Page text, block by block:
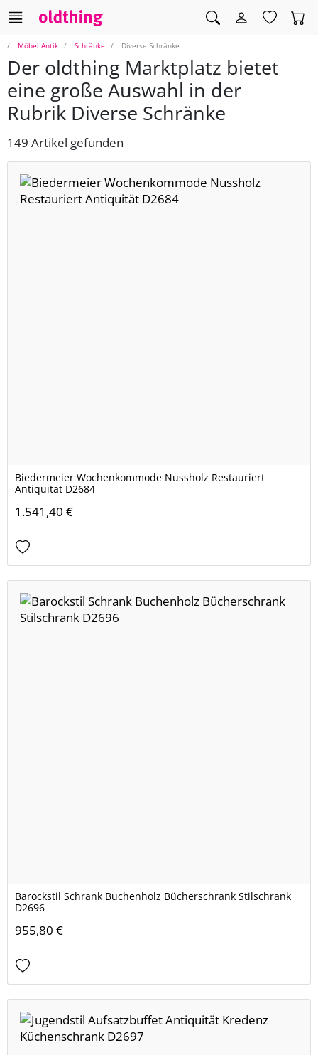
Möbel Antik Schränke Diverse Schränke
Der oldthing Marktplatz bietet
eine große Auswahl in der
Rubrik Diverse Schränke
149 Artikel gefunden
Biedermeier Wochenkommode Nussholz Restauriert
Antiquität D2684
1.541,40 €
Barockstil Schrank Buchenholz Bücherschrank Stilschrank
D2696
955,80 €